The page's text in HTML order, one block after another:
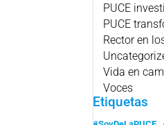
PUCE
PUCE
Rector en
Vida en
Voces
Etiquetas